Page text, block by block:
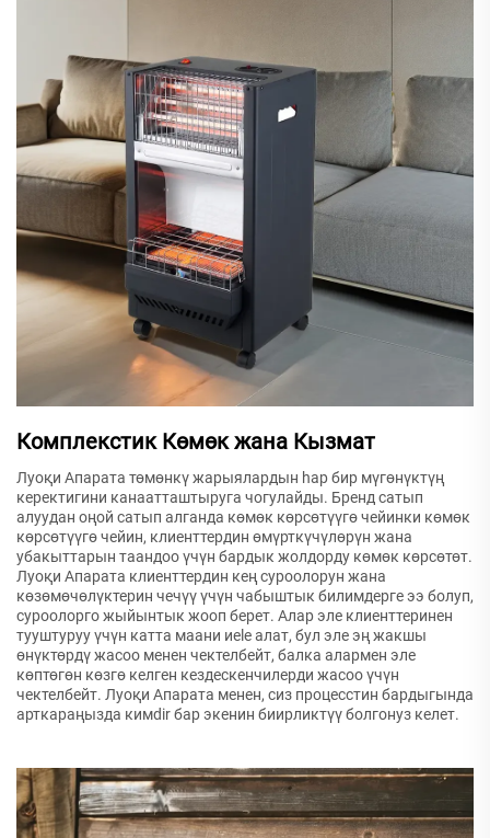
Комплекстик Көмөк жана Кызмат
Луоқи Апарата төмөнкү жарыялардын һар бир мүгөнүктүң
керектигини канаатташтыруга чогулайды. Бренд сатып
алуудан оңой сатып алганда көмөк көрсөтүүгө чейинки көмөк
көрсөтүүгө чейин, клиенттердин өмүрткүчүлөрүн жана
убакыттарын таандоо үчүн бардык жолдорду көмөк көрсөтөт.
Луоқи Апарата клиенттердин кең суроолорун жана
көзөмөчөлүктерин чечүү үчүн чабыштык билимдерге ээ болуп,
суроолорго жыйынтык жооп берет. Алар эле клиенттеринен
тууштуруу үчүн катта маани иele алат, бул эле эң жакшы
өнүктөрдү жасоо менен чектелбейт, балка алармен эле
көптөгөн көзгө келген кездескенчилерди жасоо үчүн
чектелбейт. Луоқи Апарата менен, сиз процесстин бардыгында
арткараңызда кимdir бар экенин биирликтүү болгонуз келет.